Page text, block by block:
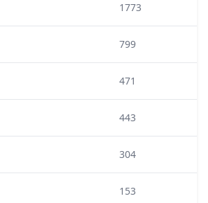
1773
799
471
443
304
153